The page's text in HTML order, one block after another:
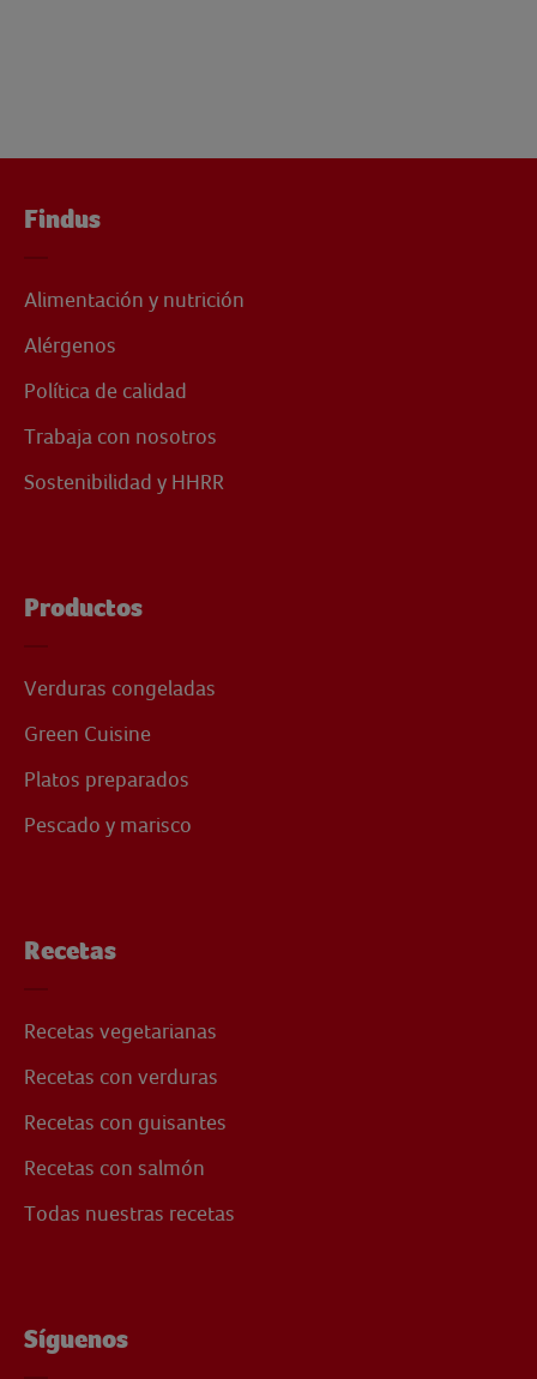
Findus
Alimentación y nutrición
Alérgenos
Política de calidad
Trabaja con nosotros
Sostenibilidad y HHRR
Productos
Verduras congeladas
Green Cuisine
Platos preparados
Pescado y marisco
Recetas
Recetas vegetarianas
Recetas con verduras
Recetas con guisantes
Recetas con salmón
Todas nuestras recetas
Síguenos